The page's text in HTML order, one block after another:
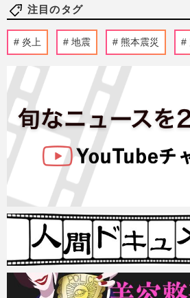
注目のタグ
炎上 地震 熊本震災